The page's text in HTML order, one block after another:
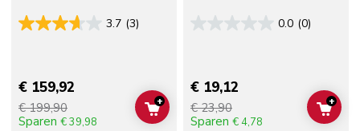
3.7 (3)
€ 159,92
€ 199,90
Sparen € 39,98
ADD TO CART
+
0.0 (0)
€ 19,12
€ 23,90
Sparen € 4,78
ADD
+